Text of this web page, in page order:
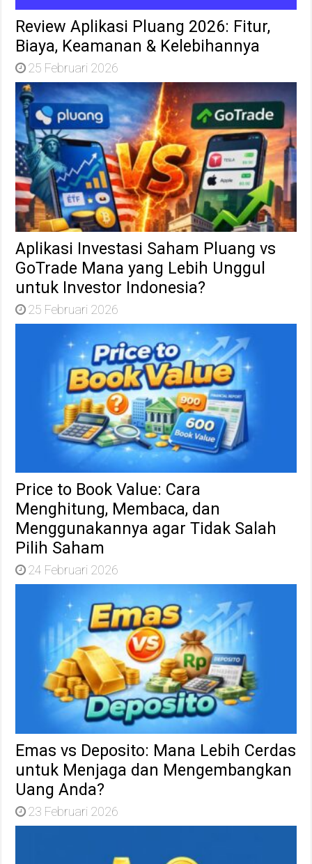
Review Aplikasi Pluang 2026: Fitur,
Biaya, Keamanan & Kelebihannya
25 Februari 2026
Aplikasi Investasi Saham Pluang vs
GoTrade Mana yang Lebih Unggul
untuk Investor Indonesia?
25 Februari 2026
Price to Book Value: Cara
Menghitung, Membaca, dan
Menggunakannya agar Tidak Salah
Pilih Saham
24 Februari 2026
Emas vs Deposito: Mana Lebih Cerdas
untuk Menjaga dan Mengembangkan
Uang Anda?
23 Februari 2026